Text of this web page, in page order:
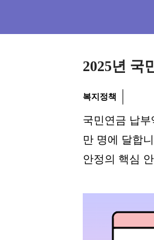
2025년 국
복지정책
국민연금 납부
만 명에 달합
안정의 핵심